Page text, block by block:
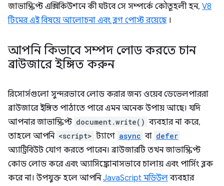
জাভাস্ক্রিপ্ট এক্সিকিউশনে কী ঘটবে সে সম্পর্কে কৌতূহলী হন, V8
টিমের এই বিষয়ে আলোচনা এবং ব্লগ পোস্ট রয়েছে।
আপনি কিভাবে সম্পদ লোড করতে চান
ব্রাউজারে ইঙ্গিত করুন
রিসোর্সগুলো সুন্দরভাবে লোড করার জন্য ওয়েব ডেভেলপাররা
ব্রাউজারে ইঙ্গিত পাঠাতে পারে এমন অনেক উপায় আছে। যদি
আপনার জাভাস্ক্রিপ্ট document.write() ব্যবহার না করে,
তাহলে আপনি <script> ট্যাগে async বা defer
অ্যাট্রিবিউট যোগ করতে পারেন। ব্রাউজারটি তখন জাভাস্ক্রিপ্ট
কোড লোড করে এবং অ্যাসিঙ্ক্রোনাসভাবে চালায় এবং পার্সিং ব্লক
করে না। উপযুক্ত হলে আপনিJavaScript মডিউলব্যবহার